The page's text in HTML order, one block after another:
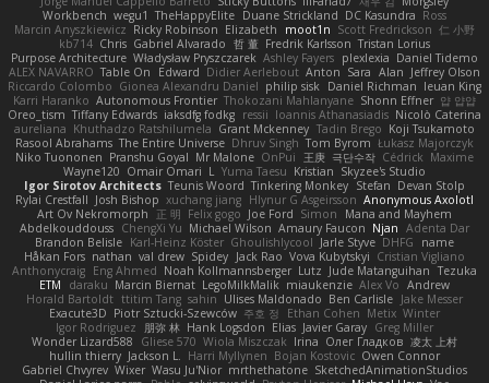
Workbench wegu1 TheHappyElite Duane Strickland DC Kasundra Ross
Marcin Anyszkiewicz Ricky Robinson Elizabeth moot1n Scott Fredrickson 仁 小野
kb714 Chris Gabriel Alvarado 哲 董 Fredrik Karlsson Tristan Lorius
Purpose Architecture Władysław Pryszczarek Ashley Fayers plexlexia Daniel Tidemo
ALEX NAVARRO Table On Edward Didier Aerlebout Anton Sara Alan Jeffrey Olson
Riccardo Colombo Gionea Alexandru Daniel philip sisk Daniel Richman Ieuan King
Karri Haranko Autonomous Frontier Thokozani Mahlanyane Shonn Effner 얍 얍얍
Oreo_tism Tiffany Edwards iaksdfg fodkg ressii Ioannis Athanasiadis Nicolò Caterina
aureliana Khuthadzo Ratshilumela Grant Mckenney Tadin Brego Koji Tsukamoto
Rasool Abrahams The Entire Universe Dhruv Singh Tom Byrom Łukasz Majorczyk
Niko Tuononen Pranshu Goyal Mr Malone OnPui 王庚 극단수작 Cédrick Maxime
Wayne120 Omair Omari L Yuma Taesu Kristian Skyzee's Studio
Igor Sirotov Architects Teunis Woord Tinkering Monkey Stefan Devan Stolp
Rylai Crestfall Josh Bishop xuchang jiang Hlynur G Asgeirsson Anonymous Axolotl
Art Ov Nekromorph
正 明 Felix gogo Joe Ford Simon
Mana and Mayhem
Abdelkouddouss ChengXi Yu Michael Wilson Amaury Faucon Njan Adenta Dar
Brandon Belisle Karl-Heinz Köster Ghoulishlycool Jarle Styve DHFG
name
Håkan Fors nathan val drew Spidey Jack Rao Vova Kubytskyi Cristian Vigliano
Anthonycraig Eng Ahmed Noah Kollmannsberger Lutz Jude Matanguihan Tezuka
ETM
daraku Marcin Biernat LegoMilkMalik miaukenzie Alex Vo Andrew
Horald Bartoldt ttitim Tang sahin Ulises Maldonado Ben Carlisle Jake Messer
Exacute3D Piotr Sztucki-Szewców 주호 정 Ethan Cohen Metix Winter
Igor Rodriguez
朋弥 林 Hank Logsdon Elias Javier Garay Greg Miller
Wonder Lizard588
Gliese 570 Wiola Miszczak Irina Олег Гладков 凌太 上村
hullin thierry Jackson L. Harri Myllynen Bojan Kostovic Owen Connor
Gabriel Chvyrev Wixer Wasu Ju'Nior mrthethatone SketchedAnimationStudios